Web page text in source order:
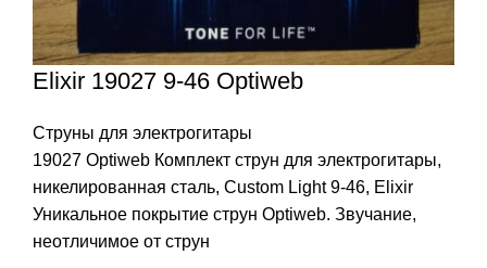
Elixir 19027 9-46 Optiweb
Струны для электрогитары
19027 Optiweb Комплект струн для электрогитары,
никелированная сталь, Custom Light 9-46, Elixir
Уникальное покрытие струн Optiweb. Звучание,
неотличимое от струн